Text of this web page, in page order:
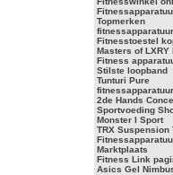
Topmerken
fitnessapparatuur
Fitnesstoestel
Masters of LXRY
Fitness
Stilste loopband
Tunturi Pure
fitnessapparatuur
2de Hands
Sportvoeding
Monster I Sport
TRX Suspension
Marktplaats
Fitness Link
Asics Gel